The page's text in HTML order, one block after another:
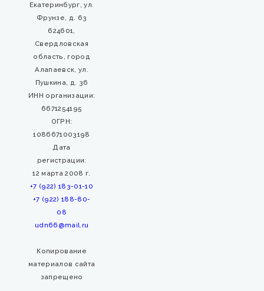
Екатеринбург, ул.
Фрунзе, д. 63
624601,
Свердловская
область, город
Алапаевск, ул.
Пушкина, д. 36
ИНН организации:
6671254195
ОГРН:
1086671003198
Дата
регистрации:
12 марта 2008 г.
+7 (922) 183-01-10
+7 (922) 188-80-
08
udn66@mail.ru
Копирование
материалов сайта
запрещено